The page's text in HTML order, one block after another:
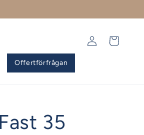
Offertförfrågan
Logga
Varukorg
35